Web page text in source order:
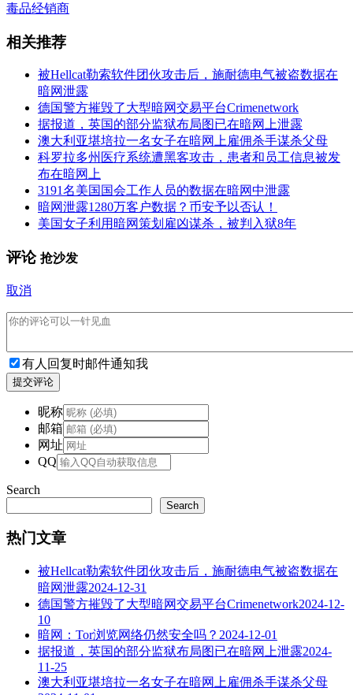
毒品经销商
相关推荐
被Hellcat勒索软件团伙攻击后，施耐德电气被盗数据在
暗网泄露
德国警方摧毁了大型暗网交易平台Crimenetwork
据报道，英国的部分监狱布局图已在暗网上泄露
澳大利亚堪培拉一名女子在暗网上雇佣杀手谋杀父母
科罗拉多州医疗系统遭黑客攻击，患者和员工信息被发
布在暗网上
3191名美国国会工作人员的数据在暗网中泄露
暗网泄露1280万客户数据？币安予以否认！
美国女子利用暗网策划雇凶谋杀，被判入狱8年
评论 抢沙发
取消
有人回复时邮件通知我
提交评论
昵称
邮箱
网址
QQ
Search
Search
热门文章
被Hellcat勒索软件团伙攻击后，施耐德电气被盗数据在
暗网泄露2024-12-31
德国警方摧毁了大型暗网交易平台Crimenetwork2024-12-
10
暗网：Tor浏览网络仍然安全吗？ 2024-12-01
据报道，英国的部分监狱布局图已在暗网上泄露2024-
11-25
澳大利亚堪培拉一名女子在暗网上雇佣杀手谋杀父母